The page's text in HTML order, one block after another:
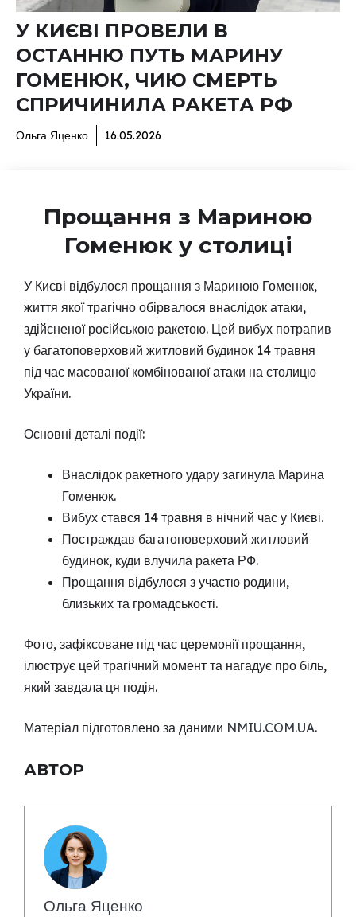
У КИЄВІ ПРОВЕЛИ В
ОСТАННЮ ПУТЬ МАРИНУ
ГОМЕНЮК, ЧИЮ СМЕРТЬ
СПРИЧИНИЛА РАКЕТА РФ
Ольга Яценко 16.05.2026
Прощання з Мариною
Гоменюк у столиці
У Києві відбулося прощання з Мариною Гоменюк,
життя якої трагічно обірвалося внаслідок атаки,
здійсненої російською ракетою. Цей вибух потрапив
у багатоповерховий житловий будинок 14 травня
під час масованої комбінованої атаки на столицю
України.
Основні деталі події:
Внаслідок ракетного удару загинула Марина
Гоменюк.
Вибух стався 14 травня в нічний час у Києві.
Постраждав багатоповерховий житловий
будинок, куди влучила ракета РФ.
Прощання відбулося з участю родини,
близьких та громадськості.
Фото, зафіксоване під час церемонії прощання,
ілюструє цей трагічний момент та нагадує про біль,
який завдала ця подія.
Матеріал підготовлено за даними NMIU.COM.UA.
АВТОР
Ольга Яценко